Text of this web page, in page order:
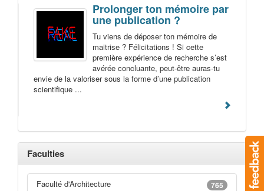
Prolonger ton mémoire par
une publication ?
Tu viens de déposer ton mémoire de
maitrise ? Félicitations ! Si cette
première expérience de recherche s’est
avérée concluante, peut-être auras-tu
envie de la valoriser sous la forme d’une publication
scientifique ...
Faculties
Faculté d'Architecture 765